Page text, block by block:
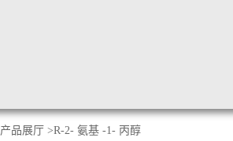
产品展厅 >R-2- 氨基 -1- 丙醇